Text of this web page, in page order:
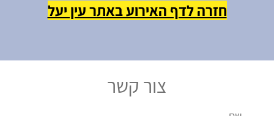
חזרה לדף האירוע באתר עין יעל
צור קשר